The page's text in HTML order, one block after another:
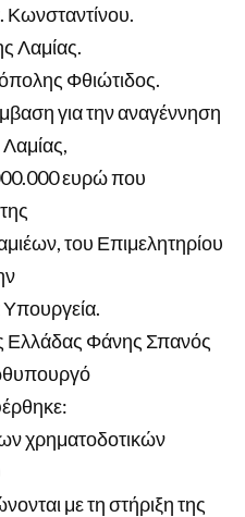
Κωνσταντίνου.
Λαμίας.
Φθιώτιδος.
για την αναγέννηση
ευρώ που
του Επιμελητηρίου
Ελλάδας Φάνης Σπανός
χρηματοδοτικών
με τη στήριξη της